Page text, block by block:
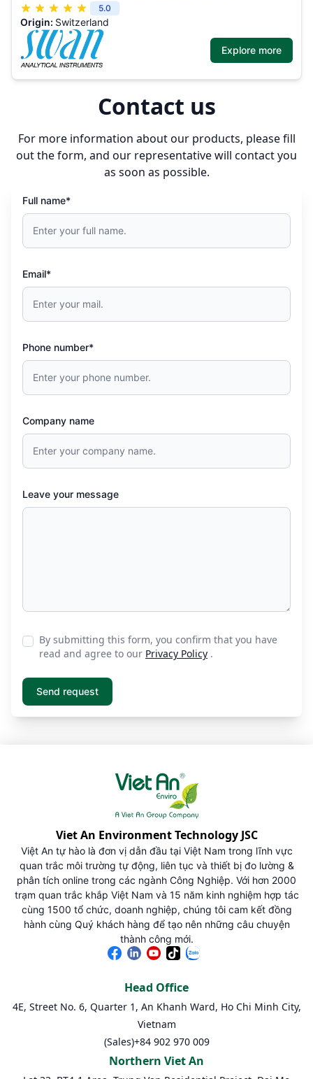
5.0
Origin: Switzerland
Explore more
Contact us
For more information about our products, please fill
out the form, and our representative will contact you
as soon as possible.
Full name*
Email*
Phone number*
Company name
Leave your message
By submitting this form, you confirm that you have
read and agree to our Privacy Policy .
Viet An Environment Technology JSC
Việt An tự hào là đơn vị dẫn đầu tại Việt Nam trong lĩnh vực
quan trắc môi trường tự động, liên tục và thiết bị đo lường &
phân tích online trong các ngành Công Nghiệp. Với hơn 2000
trạm quan trắc khắp Việt Nam và 15 năm kinh nghiệm hợp tác
cùng 1500 tổ chức, doanh nghiệp, chúng tôi cam kết đồng
hành cùng Quý khách hàng để tạo nên những câu chuyện
thành công mới.
Head Office
4E, Street No. 6, Quarter 1, An Khanh Ward, Ho Chi Minh City,
Vietnam
(Sales)+84 902 970 009
Northern Viet An